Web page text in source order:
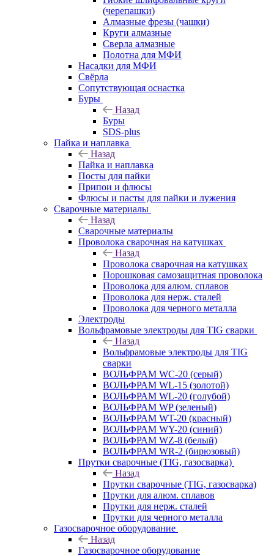
(черепашки)
Алмазные фрезы (чашки)
Круги алмазные
Сверла алмазные
Полотна для МФИ
Насадки для МФИ
Свёрла
Сопутствующая оснастка
Буры
Назад
Буры
SDS-plus
Пайка и наплавка
Назад
Пайка и наплавка
Посты для пайки
Припои и флюсы
Флюсы и пасты для пайки и лужения
Сварочные материалы
Назад
Сварочные материалы
Проволока сварочная на катушках
Назад
Проволока сварочная на катушках
Порошковая самозащитная проволока
Проволока для алюм. сплавов
Проволока для нерж. сталей
Проволока для черного металла
Электроды
Вольфрамовые электроды для TIG сварки
Назад
Вольфрамовые электроды для TIG
сварки
ВОЛЬФРАМ WC-20 (серый)
ВОЛЬФРАМ WL-15 (золотой)
ВОЛЬФРАМ WL-20 (голубой)
ВОЛЬФРАМ WP (зеленый)
ВОЛЬФРАМ WT-20 (красный)
ВОЛЬФРАМ WY-20 (синий)
ВОЛЬФРАМ WZ-8 (белый)
ВОЛЬФРАМ WR-2 (бирюзовый)
Прутки сварочные (TIG, газосварка)
Назад
Прутки сварочные (TIG, газосварка)
Прутки для алюм. сплавов
Прутки для нерж. сталей
Прутки для черного металла
Газосварочное оборудование
Назад
Газосварочное оборудование